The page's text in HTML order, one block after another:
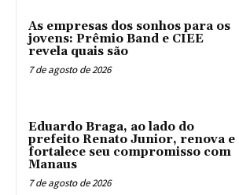
As empresas dos sonhos para os
jovens: Prêmio Band e CIEE
revela quais são
7 de agosto de 2026
Eduardo Braga, ao lado do
prefeito Renato Junior, renova e
fortalece seu compromisso com
Manaus
7 de agosto de 2026